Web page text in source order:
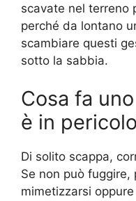
scavate nel terreno
perché da lontano
scambiare questi
sotto la sabbia.
Cosa fa
è in
Di solito scappa,
Se non può fuggire,
mimetizzarsi